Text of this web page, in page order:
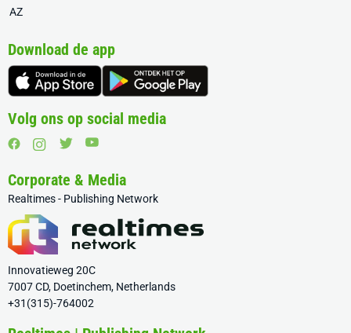
AZ
Download de app
Volg ons op social media
Corporate & Media
Realtimes - Publishing Network
Innovatieweg 20C
7007 CD, Doetinchem, Netherlands
+31(315)-764002